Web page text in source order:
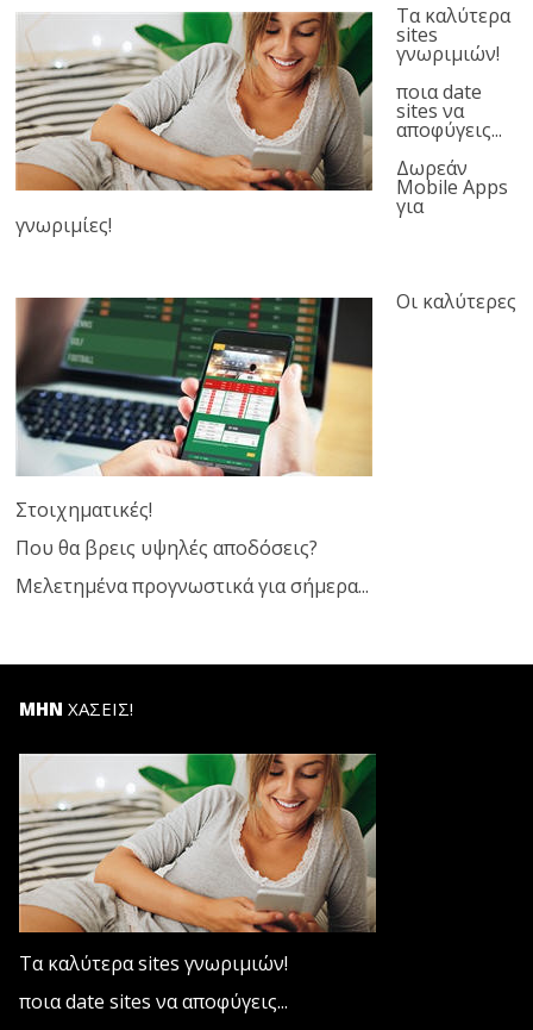
Τα καλύτερα
sites
γνωριμιών!
ποια date
sites να
αποφύγεις...
Δωρεάν
Mobile Apps
για
γνωριμίες!
Οι καλύτερες
Στοιχηματικές!
Που θα βρεις υψηλές αποδόσεις?
Μελετημένα προγνωστικά για σήμερα...
ΜΗΝ ΧΑΣΕΙΣ!
Τα καλύτερα sites γνωριμιών!
ποια date sites να αποφύγεις...